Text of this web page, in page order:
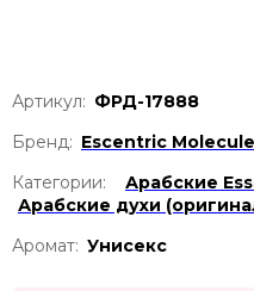
Артикул: ФРД-17888
Бренд: Escentric
Категории:
Арабские
Арабские духи
Аромат: Унисекс